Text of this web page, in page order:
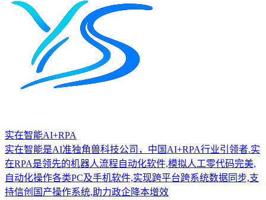
实在智能AI+RPA
实在智能是AI准独角兽科技公司，中国AI+RPA行业引领者.实
在RPA是领先的机器人流程自动化软件,模拟人工零代码完美,
自动化操作各类PC及手机软件,实现跨平台跨系统数据同步,支
持信创国产操作系统,助力政企降本增效